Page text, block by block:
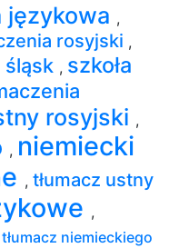
językowa ,
rosyjski ,
śląsk , szkoła
rosyjski ,
, niemiecki
, tłumacz ustny
,
tłumacz niemieckiego